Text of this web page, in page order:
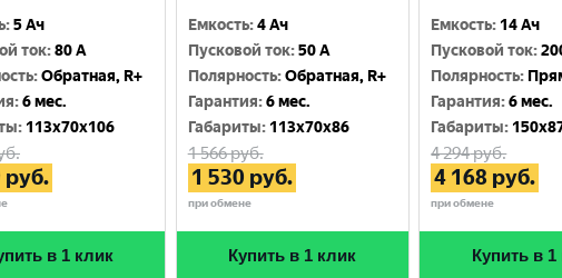
:5 Ач
ток:80 A
:Обратная, R+
:6 мес.
: 113x70x106
руб.
в 1 клик
Емкость:4 Ач
Пусковой ток:50 A
Полярность:Обратная, R+
Гарантия:6 мес.
Габариты: 113x70x86
1 566руб.
1 530 руб.
при обмене
Купить в 1 клик
Емкость: 14 Ач
Пусковой ток:
Полярность:
Гарантия:6 мес.
Габариты:
4 294руб.
4 168 руб.
при обмене
Купить в 1